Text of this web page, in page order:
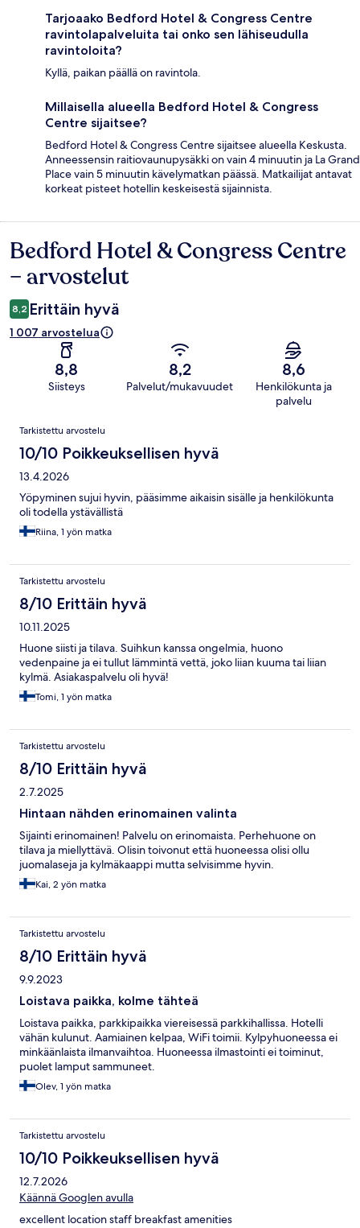
Tarjoaako Bedford Hotel & Congress Centre
ravintolapalveluita tai onko sen lähiseudulla
ravintoloita?
Kyllä, paikan päällä on ravintola.
Millaisella alueella Bedford Hotel & Congress
Centre sijaitsee?
Bedford Hotel & Congress Centre sijaitsee alueella Keskusta.
Anneessensin raitiovaunupysäkki on vain 4 minuutin ja La Grand
Place vain 5 minuutin kävelymatkan päässä. Matkailijat antavat
korkeat pisteet hotellin keskeisestä sijainnista.
Arvostelut
Bedford Hotel & Congress Centre
– arvostelut
8,2 Erittäin hyvä
1 007 arvostelua
8,8
Siisteys
8,2
Palvelut/mukavuudet
8,6
Henkilökunta ja
palvelu
Arvostelut
Tarkistettu arvostelu
10/10 Poikkeuksellisen hyvä
13.4.2026
Yöpyminen sujui hyvin, pääsimme aikaisin sisälle ja henkilökunta
oli todella ystävällistä
Riina, 1 yön matka
Tarkistettu arvostelu
8/10 Erittäin hyvä
10.11.2025
Huone siisti ja tilava. Suihkun kanssa ongelmia, huono
vedenpaine ja ei tullut lämmintä vettä, joko liian kuuma tai liian
kylmä. Asiakaspalvelu oli hyvä!
Tomi, 1 yön matka
Tarkistettu arvostelu
8/10 Erittäin hyvä
2.7.2025
Hintaan nähden erinomainen valinta
Sijainti erinomainen! Palvelu on erinomaista. Perhehuone on
tilava ja miellyttävä. Olisin toivonut että huoneessa olisi ollu
juomalaseja ja kylmäkaappi mutta selvisimme hyvin.
Kai, 2 yön matka
Tarkistettu arvostelu
8/10 Erittäin hyvä
9.9.2023
Loistava paikka, kolme tähteä
Loistava paikka, parkkipaikka viereisessä parkkihallissa. Hotelli
vähän kulunut. Aamiainen kelpaa, WiFi toimii. Kylpyhuoneessa ei
minkäänlaista ilmanvaihtoa. Huoneessa ilmastointi ei toiminut,
puolet lamput sammuneet.
Olev, 1 yön matka
Tarkistettu arvostelu
10/10 Poikkeuksellisen hyvä
12.7.2026
Käännä Googlen avulla
excellent location staff breakfast amenities